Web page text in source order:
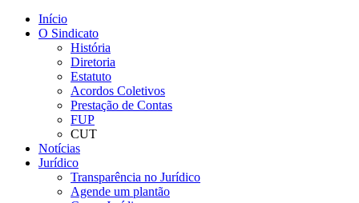
Início
O Sindicato
História
Diretoria
Estatuto
Acordos Coletivos
Prestação de Contas
FUP
CUT
Notícias
Jurídico
Transparência no Jurídico
Agende um plantão